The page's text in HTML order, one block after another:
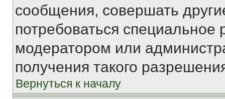
сообщения, совершать
потребоваться
модератором или
получения такого
Вернуться к началу